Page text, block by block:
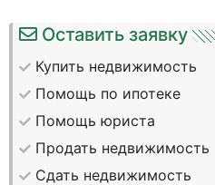
Оставить заявку
Купить недвижимость
Помощь по ипотеке
Помощь юриста
Продать недвижимость
Сдать недвижимость